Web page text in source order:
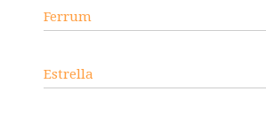
Ferrum
Estrella